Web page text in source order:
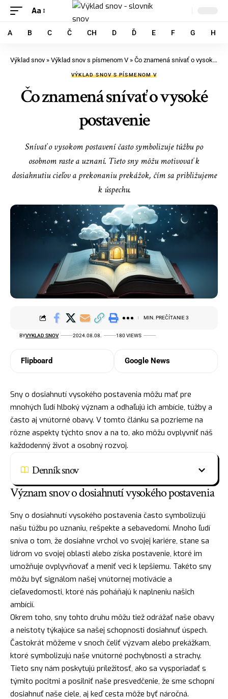
Aa
A B C Č CH D Ď E F G H
Výklad snov » Výklad snov s písmenom V » Čo znamená snívať o vysoké postavenie
VÝKLAD SNOV S PÍSMENOM V
Čo znamená snívať o vysoké
postavenie
Snívať o vysokom postavení často symbolizuje túžbu po
osobnom raste a uznaní. Tieto sny môžu motivovať k
dosiahnutiu cieľov a prekonaniu prekážok, čím sa približujeme
k úspechu.
BYVYKLAD SNOV 2024.08.08. 180 VIEWS
MIN. PREČÍTANIE 3
Flipboard Google News
Sny o dosiahnutí vysokého postavenia môžu mať pre
mnohých ľudí hlboký význam a odhaľujú ich ambície, túžby a
často aj vnútorné obavy. V tomto článku sa pozrieme na
rôzne aspekty týchto snov a na to, ako môžu ovplyvniť náš
každodenný život a osobný rozvoj.
Denník snov
Význam snov o dosiahnutí vysokého postavenia
Sny o dosiahnutí vysokého postavenia často symbolizujú
našu túžbu po uznaniu, rešpekte a sebavedomí. Mnoho ľudí
sníva o tom, že dosiahne vrchol vo svojej kariére, stane sa
lídrom vo svojej oblasti alebo získa postavenie, ktoré im
umožňuje ovplyvňovať a meniť veci k lepšiemu. Takéto sny
môžu byť signálom našej vnútornej motivácie a
cieľavedomosti, ktoré nás poháňajú k naplneniu našich
ambícií.
Okrem toho, sny tohto druhu môžu tiež odrážať naše obavy
a neistoty týkajúce sa našej schopnosti dosiahnuť úspech.
Častokrát môžeme v snoch čeliť výzvam alebo prekážkam,
ktoré symbolizujú naše vnútorné pochybnosti a strachy.
Tieto sny nám poskytujú príležitosť, ako sa vysporiadať s
týmito pocitmi a posilniť naše presvedčenie, že sme schopní
dosiahnuť naše ciele, aj keďcesta môže byť náročná.